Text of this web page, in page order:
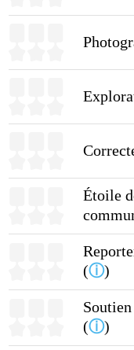
Étoile
(ⓘ)
(ⓘ)